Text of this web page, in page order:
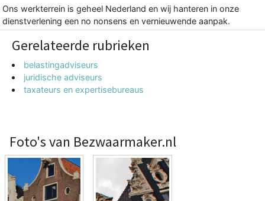
Ons werkterrein is geheel Nederland en wij hanteren in onze
dienstverlening een no nonsens en vernieuwende aanpak.
Gerelateerde rubrieken
belastingadviseurs
juridische adviseurs
taxateurs en expertisebureaus
Foto's van Bezwaarmaker.nl